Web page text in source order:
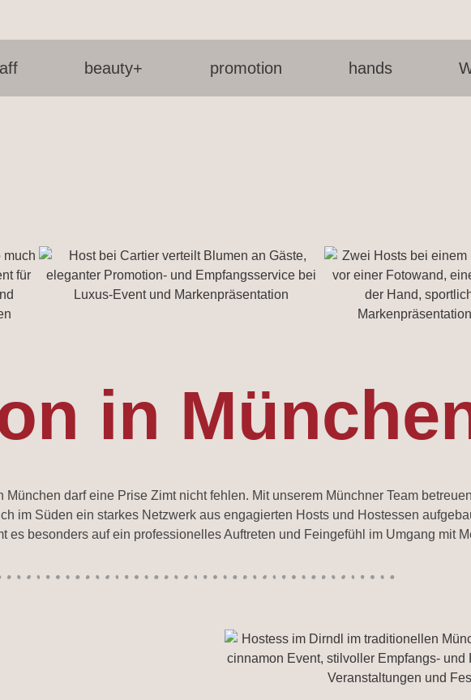
beauty+ promotion hands
in
darf eine Prise Zimt nicht fehlen. Mit unserem Münchner Team
im Süden ein starkes Netzwerk aus engagierten Hosts und Hostessen
es besonders auf ein professionelles Auftreten und Feingefühl im Umgang mit